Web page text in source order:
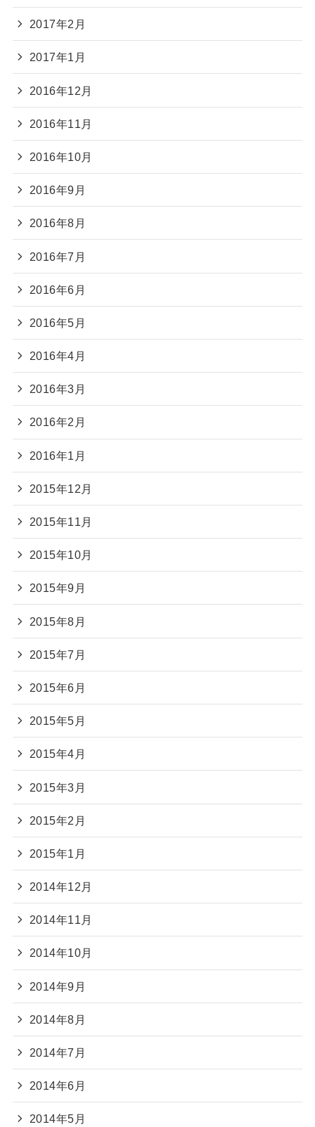
2017年2月
2017年1月
2016年12月
2016年11月
2016年10月
2016年9月
2016年8月
2016年7月
2016年6月
2016年5月
2016年4月
2016年3月
2016年2月
2016年1月
2015年12月
2015年11月
2015年10月
2015年9月
2015年8月
2015年7月
2015年6月
2015年5月
2015年4月
2015年3月
2015年2月
2015年1月
2014年12月
2014年11月
2014年10月
2014年9月
2014年8月
2014年7月
2014年6月
2014年5月